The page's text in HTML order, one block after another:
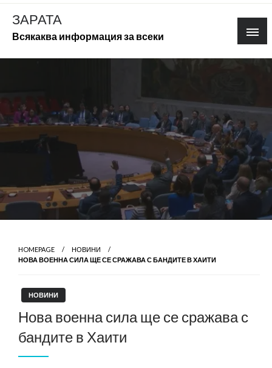
Skip
content
ЗАРАТА
Всякаква информация за всеки
HOMEPAGE
НОВИНИ
НОВА ВОЕННА СИЛА ЩЕ СЕ СРАЖАВА С БАНДИТЕ В ХАИТИ
НОВИНИ
Нова военна сила ще се сражава с
бандите в Хаити